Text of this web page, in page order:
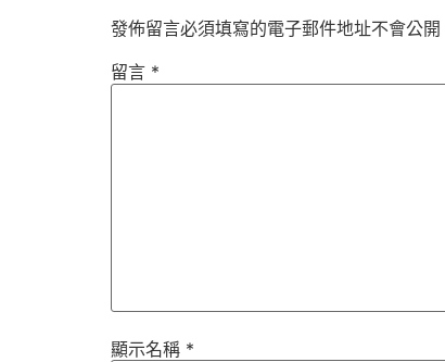
發佈留言必須填寫的電子郵件地址不會公開
留言 *
顯示名稱 *